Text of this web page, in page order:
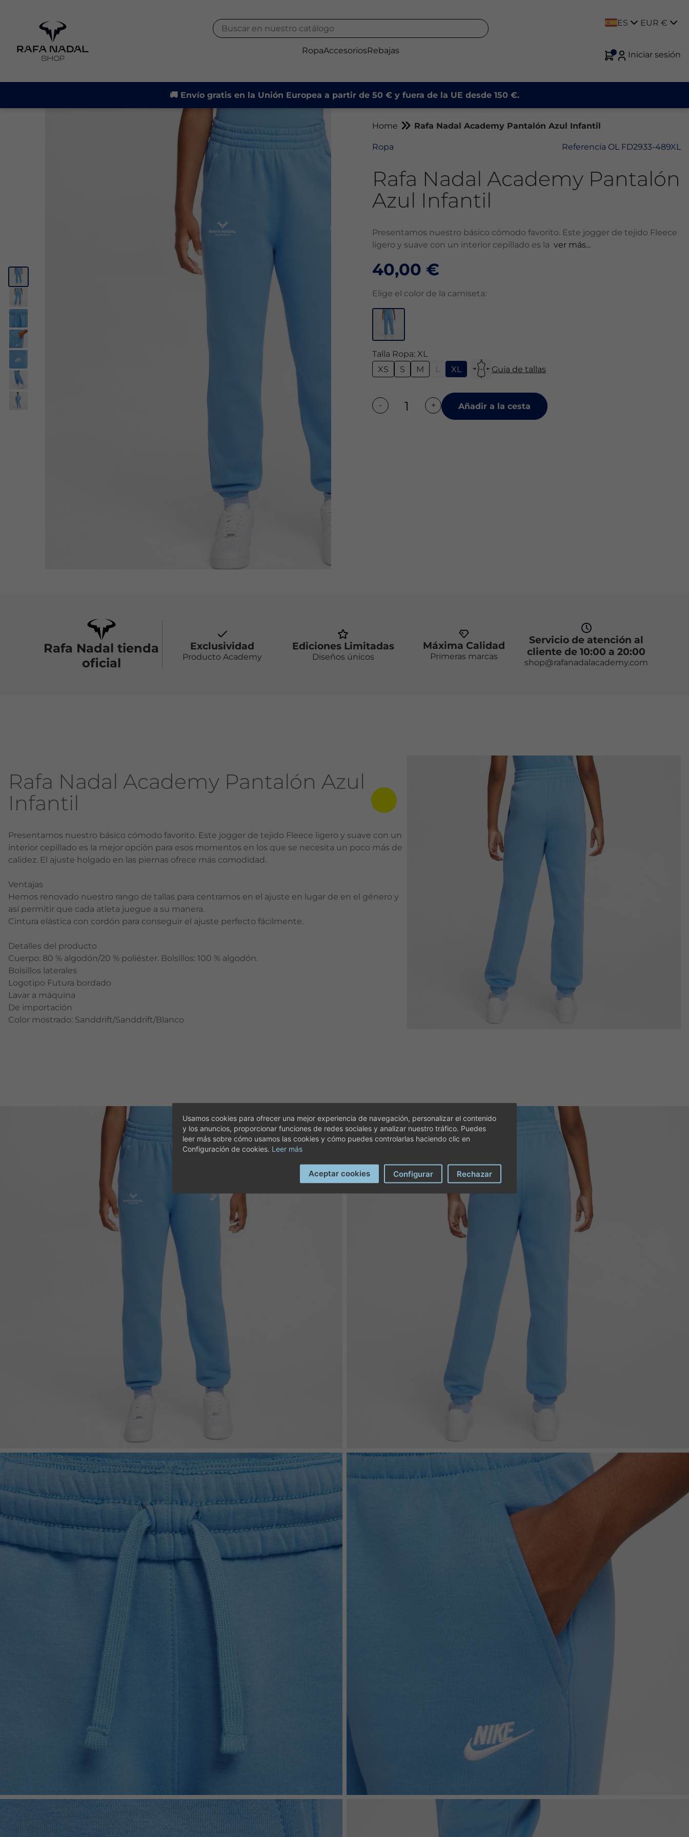
RopaAccesoriosRebajas
ES EUR €
Iniciar sesión
🚚 Envío gratis en la Unión Europea a partir de 50 € y fuera de la UE desde 150 €.
Home Rafa Nadal Academy Pantalón Azul Infantil
Ropa Referencia OL FD2933-489XL
Rafa Nadal Academy Pantalón
Azul Infantil
Presentamos nuestro básico cómodo favorito. Este jogger de tejido Fleece
ligero y suave con un interior cepillado es la ver más...
40,00 €
Elige el color de la camiseta:
Talla Ropa: XL
XS
S M L XL Guía de tallas
Añadir a la cesta
Rafa Nadal tienda
oficial
Exclusividad
Producto Academy
Ediciones Limitadas
Diseños únicos
Máxima Calidad
Primeras marcas
Servicio de atención al
cliente de 10:00 a 20:00
shop@rafanadalacademy.com
Rafa Nadal Academy Pantalón Azul
Infantil
Presentamos nuestro básico cómodo favorito. Este jogger de tejido Fleece ligero y suave con un
interior cepillado es la mejor opción para esos momentos en los que se necesita un poco más de
calidez. El ajuste holgado en las piernas ofrece más comodidad.
Ventajas
Hemos renovado nuestro rango de tallas para centrarnos en el ajuste en lugar de en el género y
así permitir que cada atleta juegue a su manera.
Cintura elástica con cordón para conseguir el ajuste perfecto fácilmente.
Detalles del producto
Cuerpo: 80 % algodón/20 % poliéster. Bolsillos: 100 % algodón.
Bolsillos laterales
Logotipo Futura bordado
Lavar a máquina
De importación
Color mostrado: Sanddrift/Sanddrift/Blanco
Usamos cookies para ofrecer una mejor experiencia de navegación, personalizar el contenido
y los anuncios, proporcionar funciones de redes sociales y analizar nuestro tráfico. Puedes
leer más sobre cómo usamos las cookies y cómo puedes controlarlas haciendo clic en
Configuración de cookies. Leer más
Aceptar cookies Configurar Rechazar